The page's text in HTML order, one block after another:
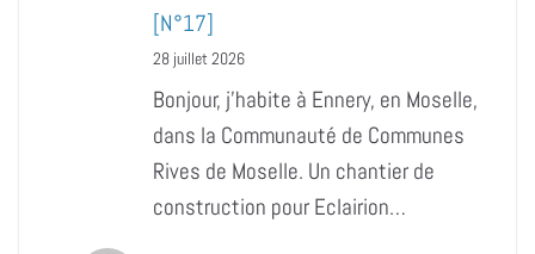
[N°17]
28 juillet 2026
Bonjour, j’habite à Ennery, en Moselle,
dans la Communauté de Communes
Rives de Moselle. Un chantier de
construction pour Eclairion…